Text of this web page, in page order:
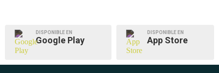
DISPONIBLE EN
Google Play
DISPONIBLE EN
App Store